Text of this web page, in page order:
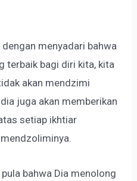
menyadari bahwa
terbaik bagi diri kita, kita
akan mendzimi
juga akan memberikan
setiap ikhtiar
bahwa Dia menolong